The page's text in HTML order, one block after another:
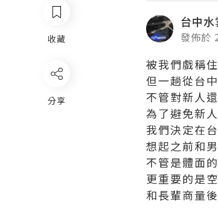
收藏
分享
台中
發佈於
被我們戲稱
但一趟從台
不管對新人
為了避免新
我們決定在
想起之前和
不管是體面
更重要的是
和長輩商量